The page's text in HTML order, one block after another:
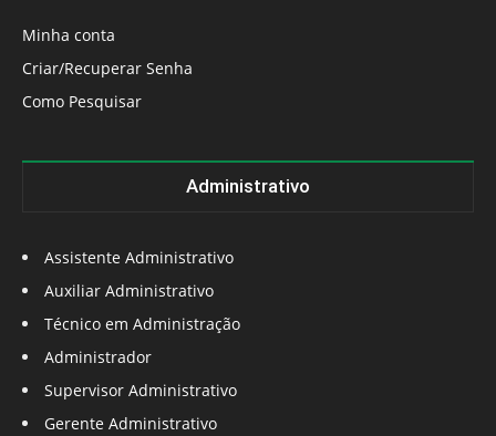
Minha conta
Criar/Recuperar Senha
Como Pesquisar
Administrativo
Assistente Administrativo
Auxiliar Administrativo
Técnico em Administração
Administrador
Supervisor Administrativo
Gerente Administrativo